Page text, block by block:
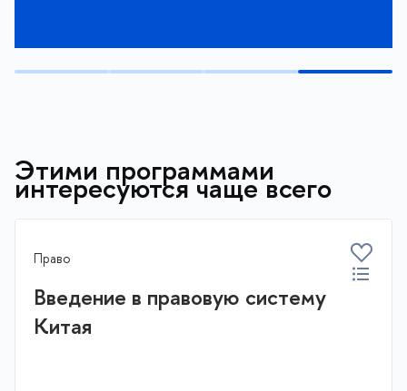
Этими программами
интересуются чаще всего
Право
Введение в правовую систему
Китая